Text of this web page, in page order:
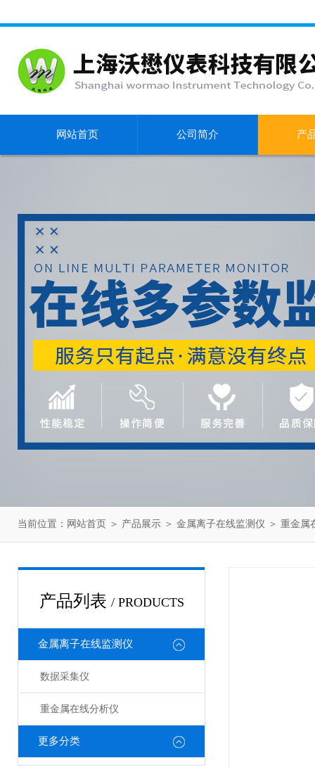
网站首页 公司简介 产
当前位置： 网站首页 ＞ 产品展示 ＞ 金属离子在线监测仪 ＞ 重金属
产品列表 / PRODUCTS
金属离子在线监测仪
数据采集仪
重金属在线分析仪
更多分类